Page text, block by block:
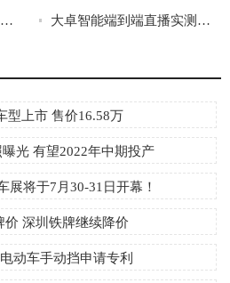
定义皮卡技术新标准，吉利雷达超级电混皮卡与生态技术平台重磅亮相
大卓智能端到端直播实测，16公里复杂路段挑战成功
型上市 售价16.58万
光 有望2022年中期投产
展将于7月30-31日开幕！
价 深圳铁牌继续降价
动车手动挡申请专利